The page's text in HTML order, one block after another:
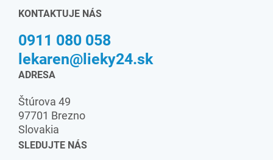
KONTAKTUJE NÁS
0911 080 058
lekaren@lieky24.sk
ADRESA
Štúrova 49
97701 Brezno
Slovakia
SLEDUJTE NÁS